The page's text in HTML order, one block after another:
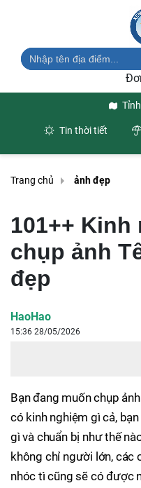
Tin thời tiết
Trang chủ ảnh đẹp
101++
chụp ảnh
đẹp
HaoHao
15:36 28/05/2026
Bạn đang muốn chụp
có kinh nghiệm gì cả,
gì và chuẩn bị như thế
không chỉ người lớn, các
nhóc tì cũng sẽ có được